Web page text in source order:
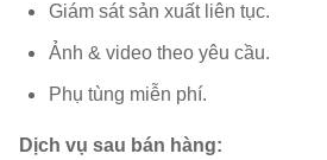
Giám sát sản xuất liên tục.
Ảnh & video theo yêu cầu.
Phụ tùng miễn phí.
Dịch vụ sau bán hàng: